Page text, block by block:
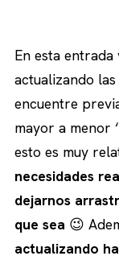
En esta
actualizando
encuentre
mayor a menor
esto es muy
necesidades
dejarnos
que sea 😉
actualizando